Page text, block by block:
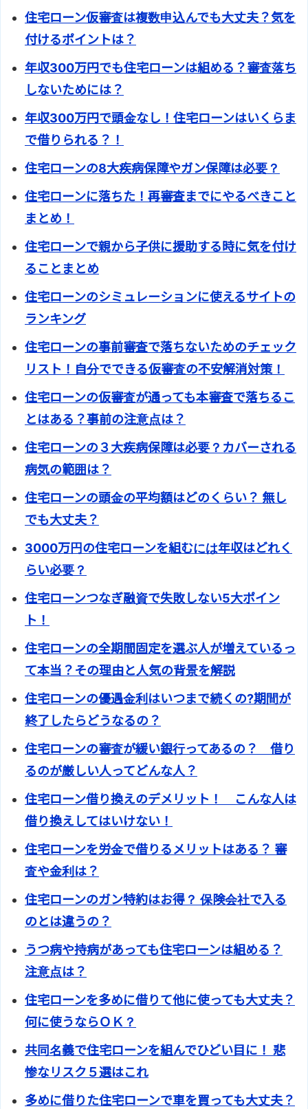
住宅ローン仮審査は複数申込んでも大丈夫？気を
付けるポイントは？
年収300万円でも住宅ローンは組める？審査落ち
しないためには？
年収300万円で頭金なし！住宅ローンはいくらま
で借りられる？！
住宅ローンの8大疾病保障やガン保障は必要？
住宅ローンに落ちた！再審査までにやるべきこと
まとめ！
住宅ローンで親から子供に援助する時に気を付け
ることまとめ
住宅ローンのシミュレーションに使えるサイトの
ランキング
住宅ローンの事前審査で落ちないためのチェック
リスト！自分でできる仮審査の不安解消対策！
住宅ローンの仮審査が通っても本審査で落ちるこ
とはある？事前の注意点は？
住宅ローンの３大疾病保障は必要？カバーされる
病気の範囲は？
住宅ローンの頭金の平均額はどのくらい？ 無し
でも大丈夫？
3000万円の住宅ローンを組むには年収はどれく
らい必要？
住宅ローンつなぎ融資で失敗しない5大ポイン
ト！
住宅ローンの全期間固定を選ぶ人が増えているっ
て本当？その理由と人気の背景を解説
住宅ローンの優遇金利はいつまで続くの?期間が
終了したらどうなるの？
住宅ローンの審査が緩い銀行ってあるの？ 借り
るのが厳しい人ってどんな人？
住宅ローン借り換えのデメリット！ こんな人は
借り換えしてはいけない！
住宅ローンを労金で借りるメリットはある？ 審
査や金利は？
住宅ローンのガン特約はお得？ 保険会社で入る
のとは違うの？
うつ病や持病があっても住宅ローンは組める？
注意点は？
住宅ローンを多めに借りて他に使っても大丈夫？
何に使うならＯＫ？
共同名義で住宅ローンを組んでひどい目に！ 悲
惨なリスク５選はこれ
多めに借りた住宅ローンで車を買っても大丈夫？